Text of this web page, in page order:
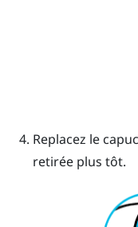
Replacez le
retirée plus tôt.